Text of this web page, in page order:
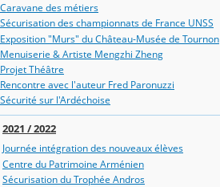
Caravane des métiers
Sécurisation des championnats de France UNSS
Exposition "Murs" du Château-Musée de Tournon
Menuiserie & Artiste Mengzhi Zheng
Projet Théâtre
Rencontre avec l'auteur Fred Paronuzzi
Sécurité sur l'Ardéchoise
2021 / 2022
Journée intégration des nouveaux élèves
Centre du Patrimoine Arménien
Sécurisation du Trophée Andros